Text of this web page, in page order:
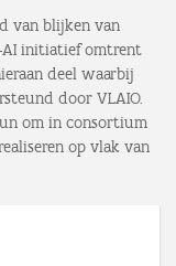
van blijken van
AI initiatief omtrent
deel waarbij
door VLAIO.
om in consortium
op vlak van